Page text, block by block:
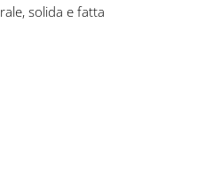
solida e fatta